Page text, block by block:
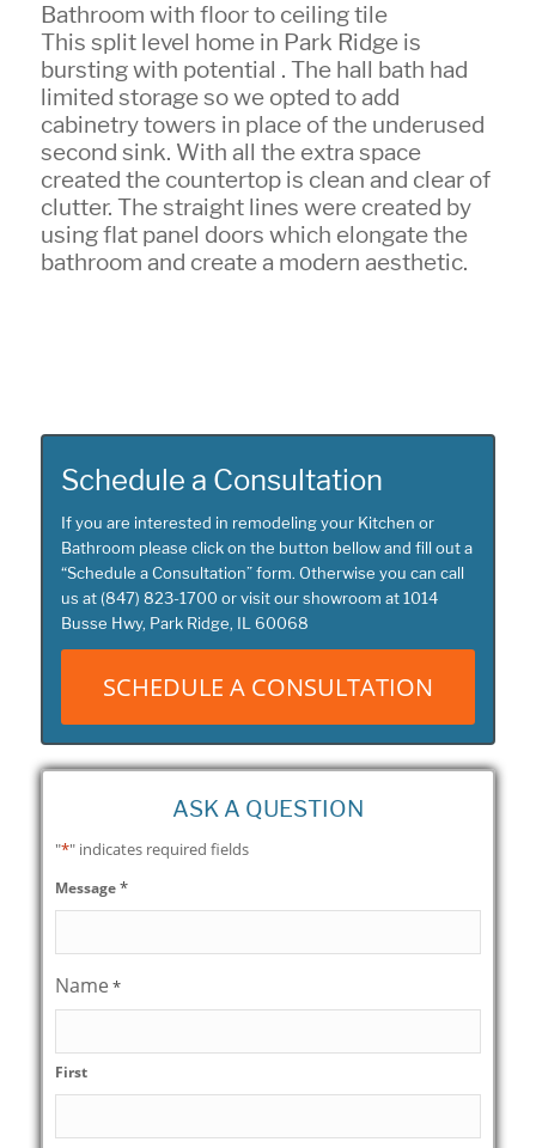
Bathroom with floor to ceiling tile
This split level home in Park Ridge is
bursting with potential . The hall bath had
limited storage so we opted to add
cabinetry towers in place of the underused
second sink. With all the extra space
created the countertop is clean and clear of
clutter. The straight lines were created by
using flat panel doors which elongate the
bathroom and create a modern aesthetic.
Schedule a Consultation
If you are interested in remodeling your Kitchen or
Bathroom please click on the button bellow and fill out a
“Schedule a Consultation” form. Otherwise you can call
us at (847) 823-1700 or visit our showroom at1014
Busse Hwy, Park Ridge, IL 60068
SCHEDULE A CONSULTATION
ASK A QUESTION
"*" indicates required fields
Message *
Name *
First